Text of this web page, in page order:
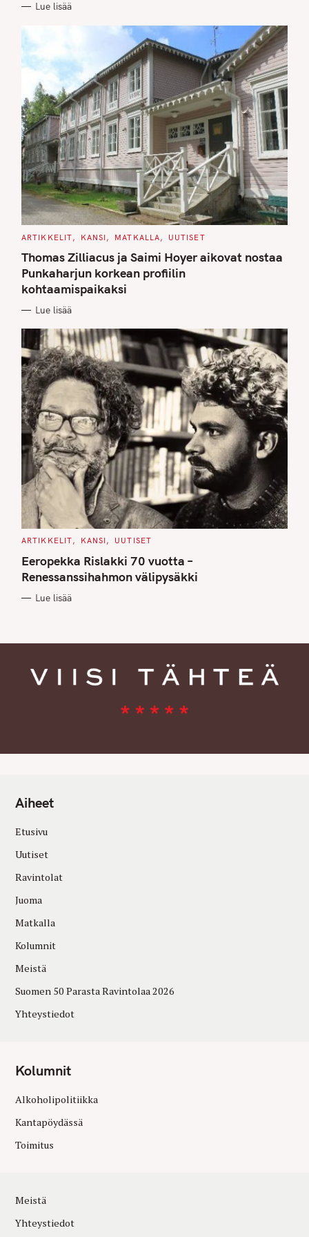
I
Lue lisää
C
T
E
G
O
R
I
S
ARTIKKELIT KANSI MATKALLA UUTISET
Thomas Zilliacus ja Saimi Hoyer aikovat nostaa
Punkaharjun korkean profiilin
kohtaamispaikaksi
Lue lisää
C
T
E
G
O
I
ARTIKKELIT KANSI UUTISET
Eeropekka Rislakki 70 vuotta –
Renessanssihahmon välipysäkki
Lue lisää
Aiheet
Etusivu
Uutiset
Ravintolat
Juoma
Matkalla
Kolumnit
Meistä
Suomen 50 Parasta Ravintolaa 2026
Yhteystiedot
Kolumnit
Alkoholipolitiikka
Kantapöydässä
Toimitus
Meistä
Yhteystiedot